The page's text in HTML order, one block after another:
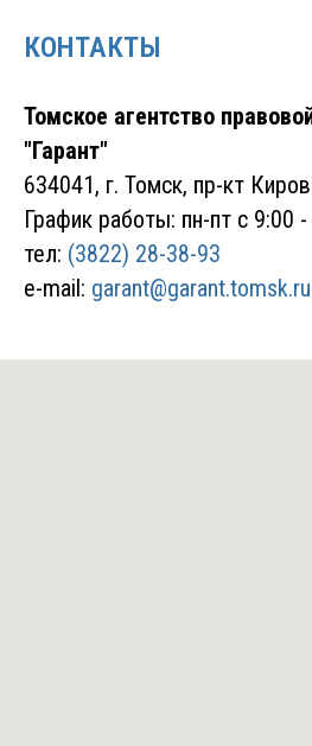
КОНТАКТЫ
Томское агентство
"Гарант"
634041, г. Томск, пр-кт
График работы: пн-пт с 9:00
тел: (3822) 28-38-93
e-mail: garant@garant.tomsk.ru